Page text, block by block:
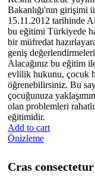
Bakanlığı'nın
15.11.2012 tarihinde
bu eğitimi Türkiyede
bir müfredat
geniş
Alacağınız bu eğitim
evlilik hukunu, çocuk
öğrenebilirsiniz. Bu
çocuğunuza
olan problemleri
eğitimidir.
Add to cart
Önizleme
Cras consectetur